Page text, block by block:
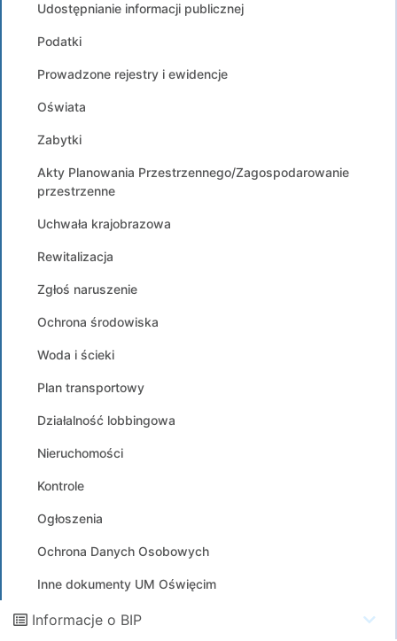
Udostępnianie informacji publicznej
Podatki
Prowadzone rejestry i ewidencje
Oświata
Zabytki
Akty Planowania Przestrzennego/Zagospodarowanie
przestrzenne
Uchwała krajobrazowa
Rewitalizacja
Zgłoś naruszenie
Ochrona środowiska
Woda i ścieki
Plan transportowy
Działalność lobbingowa
Nieruchomości
Kontrole
Ogłoszenia
Ochrona Danych Osobowych
Inne dokumenty UM Oświęcim
Informacje o BIP